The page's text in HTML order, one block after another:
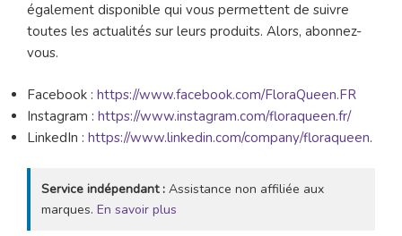
également disponible qui vous permettent de suivre
toutes les actualités sur leurs produits. Alors, abonnez-
vous.
Facebook : https://www.facebook.com/FloraQueen.FR
Instagram : https://www.instagram.com/floraqueen.fr/
LinkedIn : https://www.linkedin.com/company/floraqueen.
Service indépendant : Assistance non affiliée aux
marques. En savoir plus